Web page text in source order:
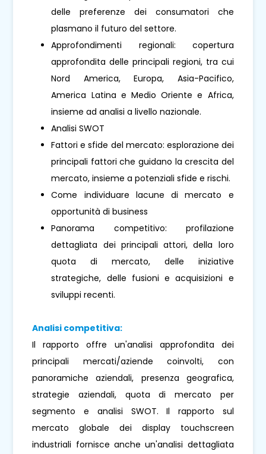
delle preferenze dei consumatori che
plasmano il futuro del settore.
Approfondimenti regionali: copertura
approfondita delle principali regioni, tra cui
Nord America, Europa, Asia-Pacifico,
America Latina e Medio Oriente e Africa,
insieme ad analisi a livello nazionale.
Analisi SWOT
Fattori e sfide del mercato: esplorazione dei
principali fattori che guidano la crescita del
mercato, insieme a potenziali sfide e rischi.
Come individuare lacune di mercato e
opportunità di business
Panorama competitivo: profilazione
dettagliata dei principali attori, della loro
quota di mercato, delle iniziative
strategiche, delle fusioni e acquisizioni e
sviluppi recenti.
Analisi competitiva:
Il rapporto offre un'analisi approfondita dei
principali mercati/aziende coinvolti, con
panoramiche aziendali, presenza geografica,
strategie aziendali, quota di mercato per
segmento e analisi SWOT. Il rapporto sul
mercato globale dei display touchscreen
industriali fornisce anche un'analisi dettagliata